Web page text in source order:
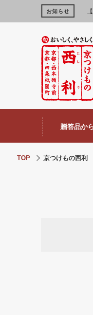
お知らせ
贈答品か
TOP 京つけもの西利